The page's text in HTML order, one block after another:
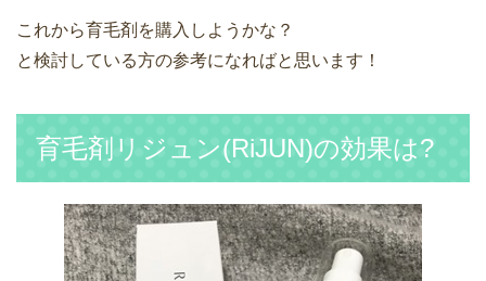
これから育毛剤を購入しようかな？
と検討している方の参考になればと思います！
育毛剤リジュン(RiJUN)の効果は?